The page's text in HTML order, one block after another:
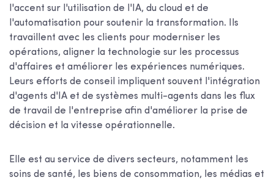
l'accent sur l'utilisation de l'IA, du cloud et de
l'automatisation pour soutenir la transformation. Ils
travaillent avec les clients pour moderniser les
opérations, aligner la technologie sur les processus
d'affaires et améliorer les expériences numériques.
Leurs efforts de conseil impliquent souvent l'intégration
d'agents d'IA et de systèmes multi-agents dans les flux
de travail de l'entreprise afin d'améliorer la prise de
décision et la vitesse opérationnelle.
Elle est au service de divers secteurs, notamment les
soins de santé, les biens de consommation, les médias et